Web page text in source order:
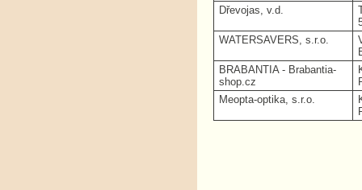
Dřevojas, v.d.
WATERSAVERS, s.r.o.
BRABANTIA - Brabantia-
shop.cz
Meopta-optika, s.r.o.